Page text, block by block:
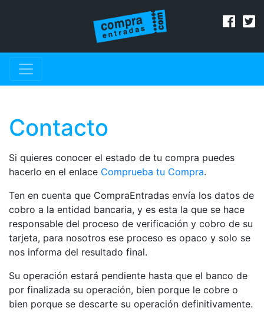
Contacto
Si quieres conocer el estado de tu compra puedes
hacerlo en el enlace Comprueba tu Compra.
Ten en cuenta que CompraEntradas envía los datos de
cobro a la entidad bancaria, y es esta la que se hace
responsable del proceso de verificación y cobro de su
tarjeta, para nosotros ese proceso es opaco y solo se
nos informa del resultado final.
Su operación estará pendiente hasta que el banco de
por finalizada su operación, bien porque le cobre o
bien porque se descarte su operación definitivamente.